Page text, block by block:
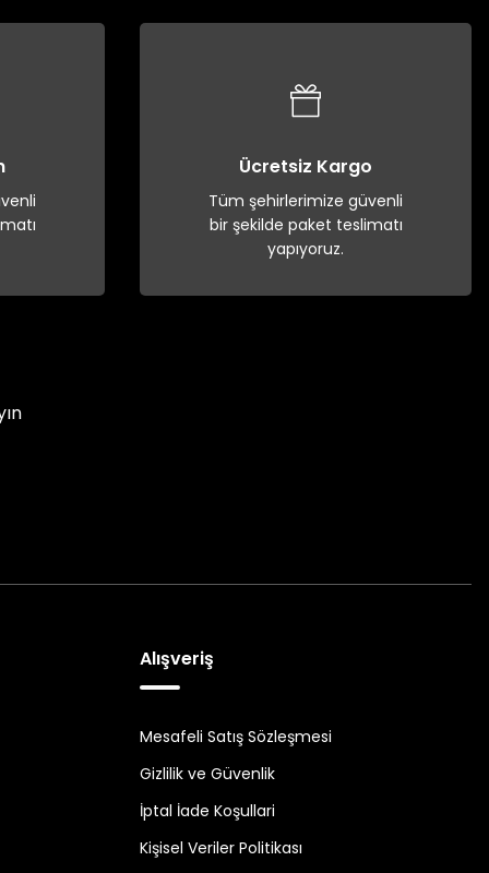
Ücretsiz Kargo
Tüm şehirlerimize güvenli
bir şekilde paket teslimatı
yapıyoruz.
Alışveriş
Mesafeli Satış Sözleşmesi
Gizlilik ve Güvenlik
İptal İade Koşullari
Kişisel Veriler Politikası